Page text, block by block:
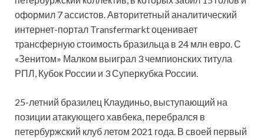
оформил 7 ассистов. Авторитетный аналитический
интернет-портал Transfermarkt оценивает
трансферную стоимость бразильца в 24 млн евро. С
«Зенитом» Малком выиграл 3 чемпионских титула
РПЛ, Кубок России и 3 Суперкубка России.
25-летний бразилец Клаудиньо, выступающий на
позиции атакующего хавбека, перебрался в
петербуржский клуб летом 2021 года. В своей первый